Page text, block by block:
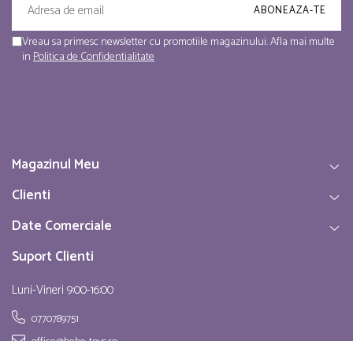
Vreau sa primesc newsletter cu promotiile magazinului. Afla mai multe
inPolitica de Confidentialitate
Magazinul Meu
Clienti
Date Comerciale
Suport Clienti
Luni-Vineri 9:00-16:00
0770789751